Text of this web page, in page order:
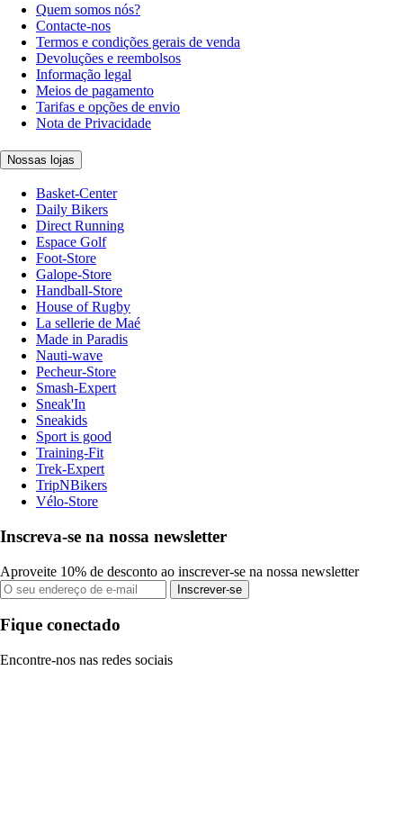
Quem somos nós?
Contacte-nos
Termos e condições gerais de venda
Devoluções e reembolsos
Informação legal
Meios de pagamento
Tarifas e opções de envio
Nota de Privacidade
Nossas lojas
Basket-Center
Daily Bikers
Direct Running
Espace Golf
Foot-Store
Galope-Store
Handball-Store
House of Rugby
La sellerie de Maé
Made in Paradis
Nauti-wave
Pecheur-Store
Smash-Expert
Sneak'In
Sneakids
Sport is good
Training-Fit
Trek-Expert
TripNBikers
Vélo-Store
Inscreva-se na nossa newsletter
Aproveite 10% de desconto ao inscrever-se na nossa newsletter
Inscrever-se
Fique conectado
Encontre-nos nas redes sociais